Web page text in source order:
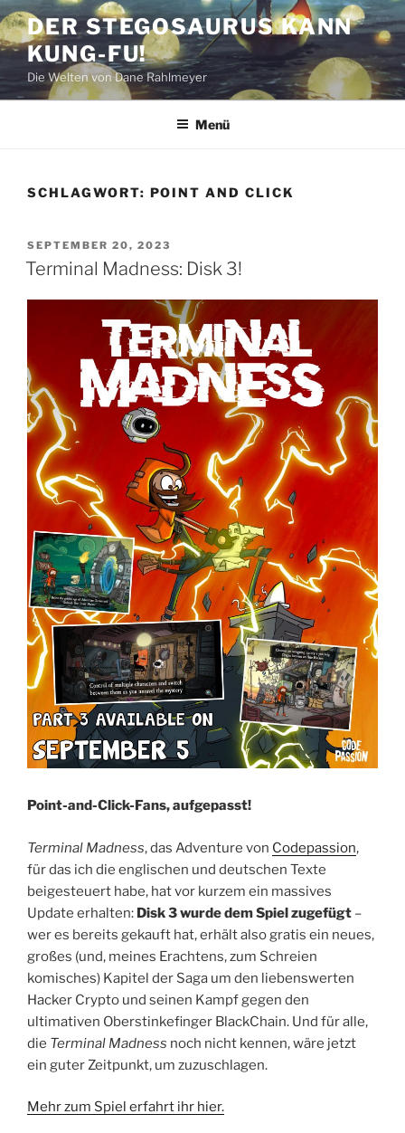
Zum
Inhalt
springen
DER STEGOSAURUS KANN
KUNG-FU!
Die Welten von Dane Rahlmeyer
Menü
SCHLAGWORT: POINT AND CLICK
VERÖFFENTLICHT
AM
SEPTEMBER 20, 2023
Terminal Madness: Disk 3!
Point-and-Click-Fans, aufgepasst!
Terminal Madness, das Adventure von Codepassion,
für das ich die englischen und deutschen Texte
beigesteuert habe, hat vor kurzem ein massives
Update erhalten: Disk 3 wurde dem Spiel zugefügt –
wer es bereits gekauft hat, erhält also gratis ein neues,
großes (und, meines Erachtens, zum Schreien
komisches) Kapitel der Saga um den liebenswerten
Hacker Crypto und seinen Kampf gegen den
ultimativen Oberstinkefinger BlackChain. Und für alle,
die Terminal Madness noch nicht kennen, wäre jetzt
ein guter Zeitpunkt, um zuzuschlagen.
Mehr zum Spiel erfahrt ihr hier.